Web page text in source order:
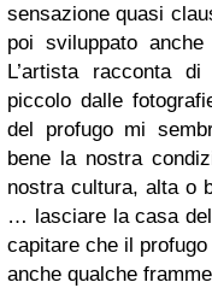
sensazione quasi
poi sviluppato
L’artista racconta
piccolo dalle
del profugo mi
bene la nostra
nostra cultura, alta o
… lasciare la casa
capitare che il
anche qualche